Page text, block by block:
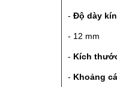
- Độ dày
- 12 mm
- Kích
- Khoảng